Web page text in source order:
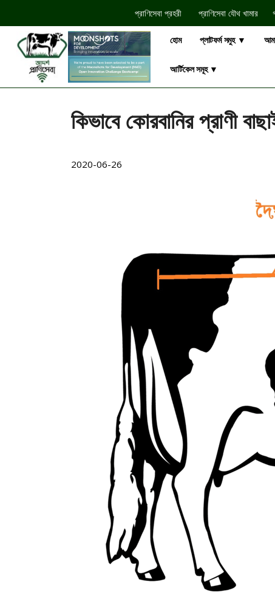
প্রাণিসেবা প্রহরী প্রাণিসেবা যৌথ খামার​
হোম প্লাটফর্ম সমুহ ▼
আর্টিকেল সমূহ ▼
কিভাবে কোরবানির প্রাণী
2020-06-26